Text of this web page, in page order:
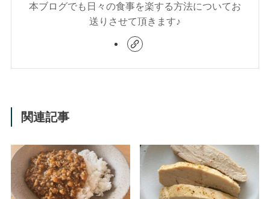
本ブログでも日々の食事を楽する方法についてお
送りさせて頂きます♪
関連記事